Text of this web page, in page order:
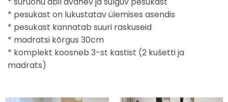
* pesukast on lukustatav ülemises asendis
* pesukast kannatab suuri raskuseid
* madratsi kõrgus 30cm
* komplekt koosneb 3-st kastist (2 kušetti ja
madrats)